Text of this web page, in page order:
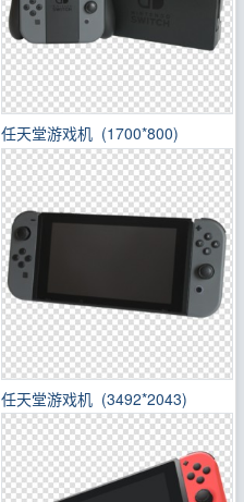
任天堂游戏机 (1700*800)
任天堂游戏机 (3492*2043)